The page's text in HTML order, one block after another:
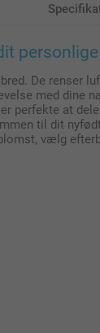
De renser
med dine
perfekte at
til dit
vælg